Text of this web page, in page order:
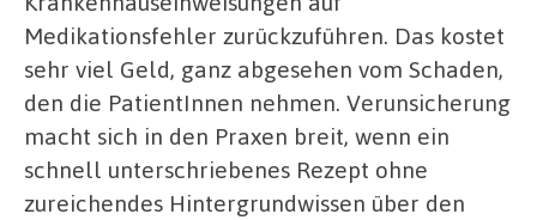
Medikationsfehler zurückzuführen. Das kostet
sehr viel Geld, ganz abgesehen vom Schaden,
den die PatientInnen nehmen. Verunsicherung
macht sich in den Praxen breit, wenn ein
schnell unterschriebenes Rezept ohne
zureichendes Hintergrundwissen über den